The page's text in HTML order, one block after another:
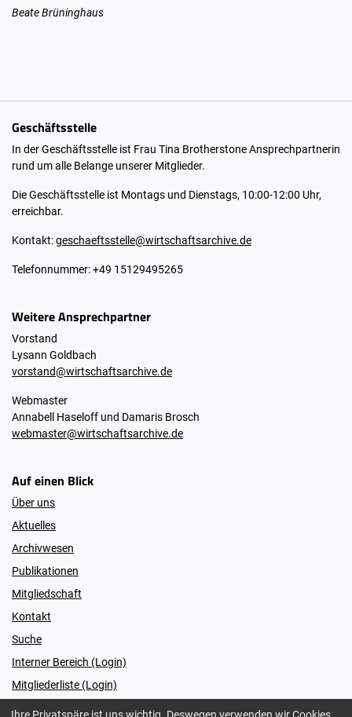
Beate Brüninghaus
Geschäftsstelle
In der Geschäftsstelle ist Frau Tina Brotherstone Ansprechpartnerin
rund um alle Belange unserer Mitglieder.
Die Geschäftsstelle ist Montags und Dienstags, 10:00-12:00 Uhr,
erreichbar.
Kontakt:geschaeftsstelle@wirtschaftsarchive.de
Telefonnummer: +49 15129495265
Weitere Ansprechpartner
Vorstand
Lysann Goldbach
vorstand@wirtschaftsarchive.de
Webmaster
Annabell Haseloff und Damaris Brosch
webmaster@wirtschaftsarchive.de
Auf einen Blick
Über uns
Aktuelles
Archivwesen
Publikationen
Mitgliedschaft
Kontakt
Suche
Interner Bereich (Login)
Mitgliederliste (Login)